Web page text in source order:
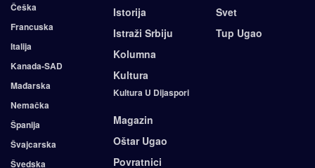
Češka
Francuska
Italija
Kanada-SAD
Mađarska
Nemačka
Španija
Švajcarska
Švedska
Istorija
Istraži Srbiju
Kolumna
Kultura
Kultura U Dijaspori
Magazin
Oštar Ugao
Povratnici
Svet
Tup Ugao